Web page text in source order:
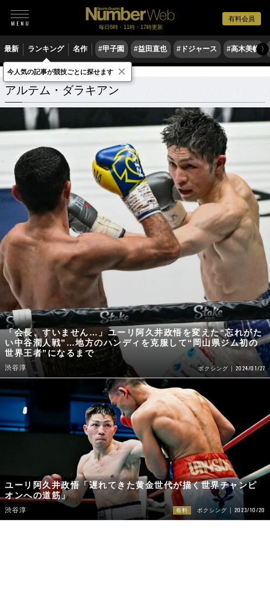
有料会員
毎日6時・11時・17時更新
最新 ランキング 名作 #甲子園 #益田直也 #ドジャース #高木美帆 〉
アルテム・ダラキアン 関連記事
アルテム・ダラキアン
「会長、すいません…」ユーリ阿久井政悟を変えた“忘れがた
い中谷潤人戦”…地方のハンディを克服して“岡山県ジム初の
世界王者”になるまで
渋谷淳 ボクシング 2024/01/27
ユーリ阿久井政悟「遅れてきた黄金世代が描く世界チャンピ
オンへの道筋」
渋谷淳 有料 ボクシング 2023/10/20
今人気の記事が競技ごとに探せます ×